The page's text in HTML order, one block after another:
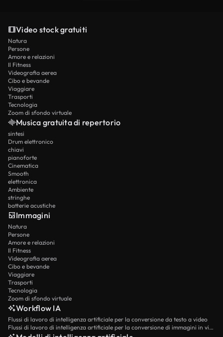
Video stock gratuiti
Natura
Persone
Amore e relazioni
Il Fitness
Videografia aerea
Cibo e bevande
Viaggiare
Trasporti
Tecnologia
Zoom di sfondo virtuale
Musica gratuita di repertorio
sintesi
Drum elettronico
chiavi
pianoforte
Cinematica
Smooth
elettronica
Ambiente
stringhe
batterie acustiche
Immagini
Natura
Persone
Amore e relazioni
Il Fitness
Videografia aerea
Cibo e bevande
Viaggiare
Trasporti
Tecnologia
Zoom di sfondo virtuale
Workflow IA
Flussi di lavoro di intelligenza artificiale per la conversione da testo a video
Flussi di lavoro di intelligenza artificiale per la conversione di immagini in video